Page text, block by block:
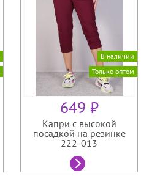
В наличии
Только оптом
649 ₽
Капри с высокой
посадкой на резинке
222-013